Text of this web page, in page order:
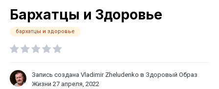
Бархатцы и Здоровье
бархатцы и здоровье
Запись создана Vladimir Zheludenko в Здоровый Образ
Жизни 27 апреля, 2022